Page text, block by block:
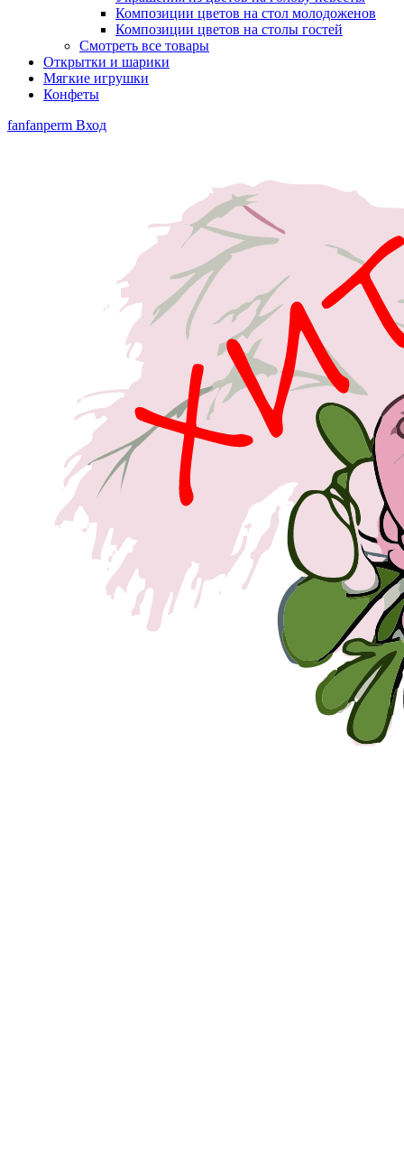
Композиции цветов на стол молодоженов
Композиции цветов на столы гостей
Смотреть все товары
Открытки и шарики
Мягкие игрушки
Конфеты
fanfanperm Вход